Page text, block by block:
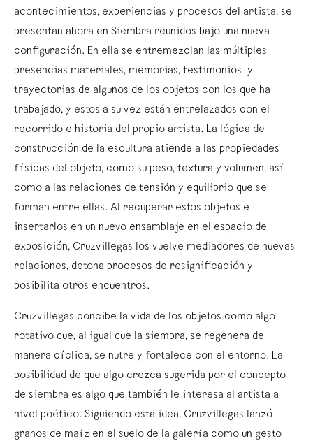
acontecimientos, experiencias y procesos del artista, se
presentan ahora en Siembra reunidos bajo una nueva
configuración. En ella se entremezclan las múltiples
presencias materiales, memorias, testimonios y
trayectorias de algunos de los objetos con los que ha
trabajado, y estos a su vez están entrelazados con el
recorrido e historia del propio artista. La lógica de
construcción de la escultura atiende a las propiedades
físicas del objeto, como su peso, textura y volumen, así
como a las relaciones de tensión y equilibrio que se
forman entre ellas. Al recuperar estos objetos e
insertarlos en un nuevo ensamblaje en el espacio de
exposición, Cruzvillegas los vuelve mediadores de nuevas
relaciones, detona procesos de resignificación y
posibilita otros encuentros.
Cruzvillegas concibe la vida de los objetos como algo
rotativo que, al igual que la siembra, se regenera de
manera cíclica, se nutre y fortalece con el entorno. La
posibilidad de que algo crezca sugerida por el concepto
de siembra es algo que también le interesa al artista a
nivel poético. Siguiendo esta idea, Cruzvillegas lanzó
granos de maíz en el suelo de la galería como un gesto